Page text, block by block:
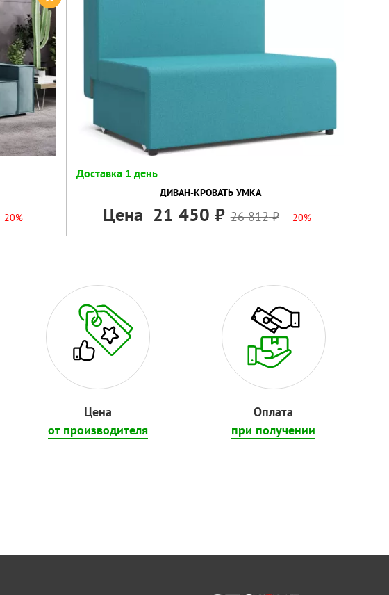
-20%
Доставка 1 день
ДИВАН-КРОВАТЬ УМКА
Цена 21 450 26 812 -20%
Цена
от производителя
Оплата
при получении